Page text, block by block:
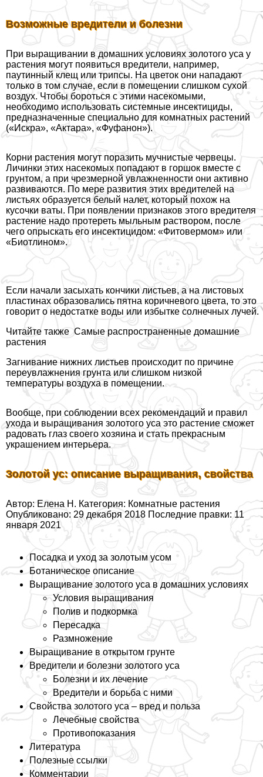
Возможные вредители и болезни
При выращивании в домашних условиях золотого уса у
растения могут появиться вредители, например,
паутинный клещ или трипсы. На цветок они нападают
только в том случае, если в помещении слишком сухой
воздух. Чтобы бороться с этими насекомыми,
необходимо использовать системные инсектициды,
предназначенные специально для комнатных растений
(«Искра», «Актара», «Фуфанон»).
Корни растения могут поразить мучнистые червецы.
Личинки этих насекомых попадают в горшок вместе с
грунтом, а при чрезмерной увлажненности они активно
развиваются. По мере развития этих вредителей на
листьях образуется белый налет, который похож на
кусочки ваты. При появлении признаков этого вредителя
растение надо протереть мыльным раствором, после
чего опрыскать его инсектицидом: «Фитовермом» или
«Биотлином».
Если начали засыхать кончики листьев, а на листовых
пластинах образовались пятна коричневого цвета, то это
говорит о недостатке воды или избытке солнечных лучей.
Читайте также Самые распространенные домашние
растения
Загнивание нижних листьев происходит по причине
переувлажнения грунта или слишком низкой
температуры воздуха в помещении.
Вообще, при соблюдении всех рекомендаций и правил
ухода и выращивания золотого уса это растение сможет
радовать глаз своего хозяина и стать прекрасным
украшением интерьера.
Золотой ус: описание выращивания, свойства
Автор: Елена Н. Категория: Комнатные растения
Опубликовано: 29 декабря 2018 Последние правки: 11
января 2021
Посадка и уход за золотым усом
Ботаническое описание
Выращивание золотого уса в домашних условиях
Условия выращивания
Полив и подкормка
Пересадка
Размножение
Выращивание в открытом грунте
Вредители и болезни золотого уса
Болезни и их лечение
Вредители и борьба с ними
Свойства золотого уса – вред и польза
Лечебные свойства
Противопоказания
Литература
Полезные ссылки
Комментарии